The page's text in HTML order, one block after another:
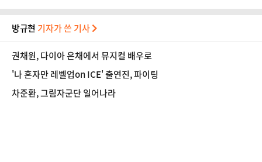
방규현 기자가 쓴 기사
권채원, 다이아 은채에서 뮤지컬 배우로
'나 혼자만 레벨업on ICE' 출연진, 파이팅
차준환, 그림자군단 일어나라